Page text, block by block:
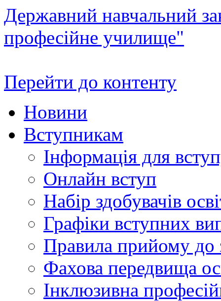
Державний навчальний
професійне училище"
Перейти до контенту
Новини
Вступникам
Інформація для
Онлайн вступ
Набір здобувачів
Графіки вступних
Правила прийому до
Фахова передвища
Інклюзивна